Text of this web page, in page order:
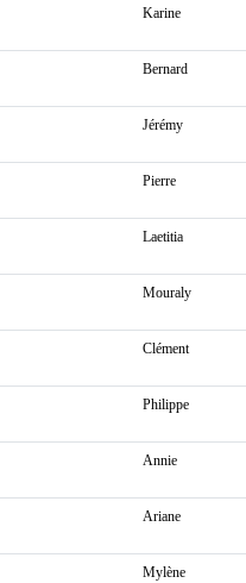
Karine
Bernard
Jérémy
Pierre
Laetitia
Mouraly
Clément
Philippe
Annie
Ariane
Mylène